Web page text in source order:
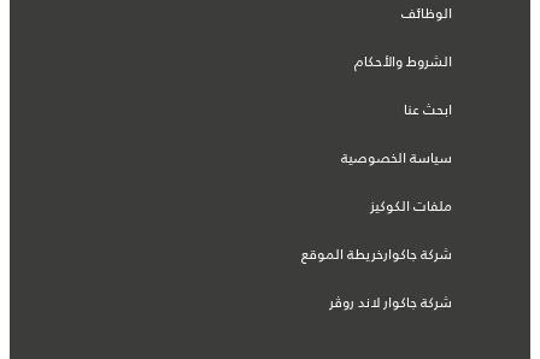
الوظائف
الشروط والأحكام
ابحث عنا
سياسة الخصوصية
ملفات الكوكيز
شركة جاكوارخريطة الموقع
شركة جاكوار لاند روڤر